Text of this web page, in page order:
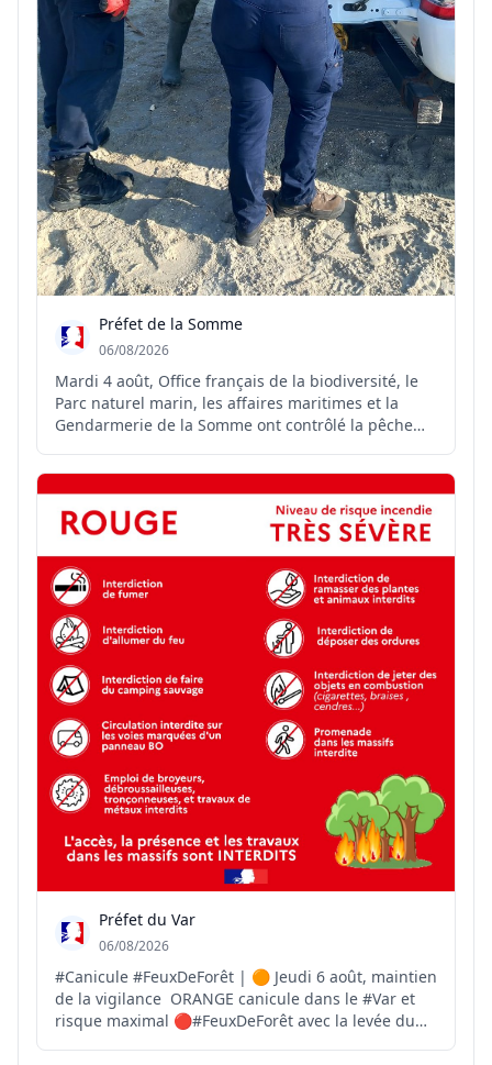
Préfet de la Somme
06/08/2026
Mardi 4 août, Office français de la biodiversité, le
Parc naturel marin, les affaires maritimes et la
Gendarmerie de la Somme ont contrôlé la pêche
samariennes. Plusieurs infractions ont été relevées.
Cette opération vise à préserver durablement la
res...
Préfet du Var
06/08/2026
#Canicule #FeuxDeForêt | 🟠 Jeudi 6 août, maintien
de la vigilance ORANGE canicule dans le #Var et
risque maximal 🔴#FeuxDeForêt avec la levée du